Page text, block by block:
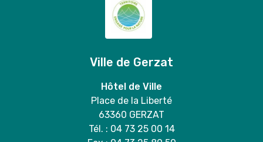
Ville de Gerzat
Hôtel de Ville
Place de la Liberté
63360 GERZAT
Tél. : 04 73 25 00 14